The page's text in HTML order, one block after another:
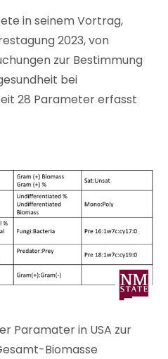
in seinem Vortrag,
2023, von
zur Bestimmung
bei
28 Parameter erfasst
Paramater in USA zur
Biomasse